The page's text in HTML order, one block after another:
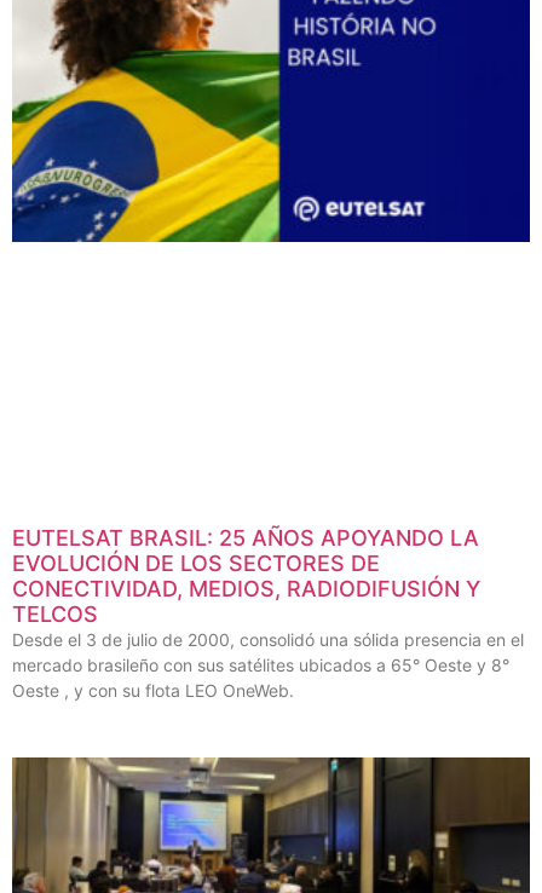
EUTELSAT BRASIL: 25 AÑOS APOYANDO LA
EVOLUCIÓN DE LOS SECTORES DE
CONECTIVIDAD, MEDIOS, RADIODIFUSIÓN Y
TELCOS
Desde el 3 de julio de 2000, consolidó una sólida presencia en el
mercado brasileño con sus satélites ubicados a 65° Oeste y 8°
Oeste , y con su flota LEO OneWeb.